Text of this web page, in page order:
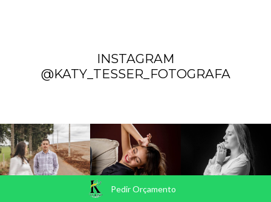
INSTAGRAM
@KATY_TESSER_FOTOGRAFA
Pedir Orçamento